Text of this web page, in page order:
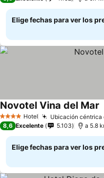
Elige fechas para ver los
4 EstrellasHotel Ubicación céntrica
Novotel Vina del Mar
8,6 Excelente 5.103 a 5.8
Elige fechas para ver los